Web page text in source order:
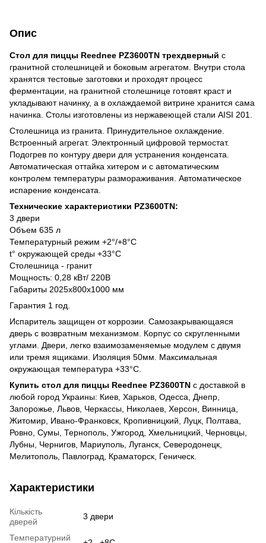
Опис
Стол для пиццы Reednee PZ3600TN трехдверный с
гранитной столешницей и боковым агрегатом. Внутри стола
хранятся тестовые заготовки и проходят процесс
ферментации, на гранитной столешнице готовят краст и
укладывают начинку, а в охлаждаемой витрине хранится сама
начинка. Столы изготовлены из нержавеющей стали AISI 201.
Столешница из гранита. Принудительное охлаждение.
Встроенный агрегат. Электронный цифровой термостат.
Подогрев по контуру двери для устранения конденсата.
Автоматическая оттайка хитером и с автоматическим
контролем температуры размораживания. Автоматическое
испарение конденсата.
Технические характеристики PZ3600TN:
3 двери
Объем 635 л
Температурный режим +2°/+8°C
t° окружающей среды +33°С
Столешница - гранит
Мощность: 0,28 кВт/ 220В
Габариты 2025x800x1000 мм
Гарантия 1 год.
Испаритель защищен от коррозии. Самозакрывающаяся
дверь с возвратным механизмом. Корпус со скругленными
углами. Двери, легко взаимозаменяемые модулем с двумя
или тремя ящиками. Изоляция 50мм. Максимальная
окружающая температура +33°C.
Купить стол для пиццы Reednee PZ3600TN с доставкой в
любой город Украины: Киев, Харьков, Одесса, Днепр,
Запорожье, Львов, Черкассы, Николаев, Херсон, Винница,
Житомир, Ивано-Франковск, Кропивницкий, Луцк, Полтава,
Ровно, Сумы, Тернополь, Ужгород, Хмельницкий, Черновцы,
Лубны, Чернигов, Мариуполь, Луганск, Северодонецк,
Мелитополь, Павлоград, Краматорск, Геническ.
Характеристики
Кількість
дверей
3 двери
Температурний